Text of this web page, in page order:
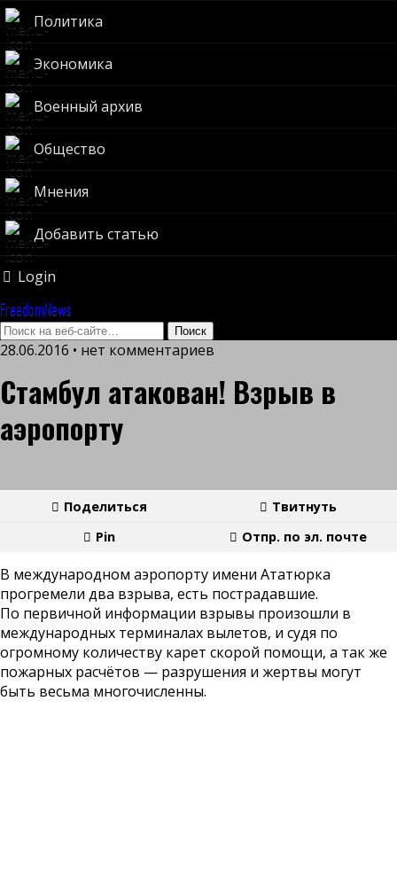
Политика
Экономика
Военный архив
Общество
Мнения
Добавить статью
Login
FreedomNews
28.06.2016 • нет комментариев
Стамбул атакован! Взрыв в
аэропорту
Поделиться
Твитнуть
Pin
Отпр. по эл. почте
В международном аэропорту имени Ататюрка
прогремели два взрыва, есть пострадавшие.
По первичной информации взрывы произошли в
международных терминалах вылетов, и судя по
огромному количеству карет скорой помощи, а так же
пожарных расчётов — разрушения и жертвы могут
быть весьма многочисленны.